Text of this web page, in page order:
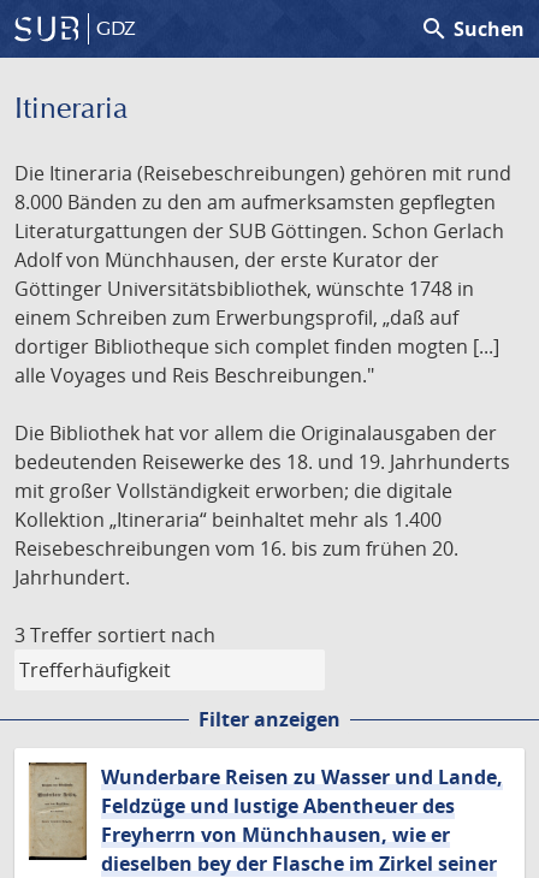
GDZ search Suchen
Itineraria
Die Itineraria (Reisebeschreibungen) gehören mit rund
8.000 Bänden zu den am aufmerksamsten gepflegten
Literaturgattungen der SUB Göttingen. Schon Gerlach
Adolf von Münchhausen, der erste Kurator der
Göttinger Universitätsbibliothek, wünschte 1748 in
einem Schreiben zum Erwerbungsprofil, „daß auf
dortiger Bibliotheque sich complet finden mogten [...]
alle Voyages und Reis Beschreibungen."
Die Bibliothek hat vor allem die Originalausgaben der
bedeutenden Reisewerke des 18. und 19. Jahrhunderts
mit großer Vollständigkeit erworben; die digitale
Kollektion „Itineraria“ beinhaltet mehr als 1.400
Reisebeschreibungen vom 16. bis zum frühen 20.
Jahrhundert.
3 Treffer sortiert nach
Filter anzeigen
Wunderbare Reisen zu Wasser und Lande,
Feldzüge und lustige Abentheuer des
Freyherrn von Münchhausen, wie er
dieselben bey der Flasche im Zirkel seiner